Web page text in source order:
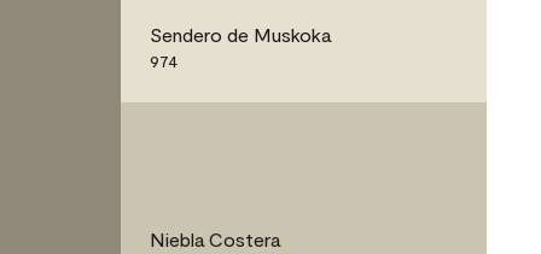
Sendero de Muskoka
974
Niebla Costera